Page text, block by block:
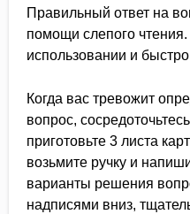
Правильный ответ на
помощи слепого
использовании и
Когда вас тревожит
вопрос,
приготовьте 3 листа
возьмите ручку и
варианты решения
надписями вниз,